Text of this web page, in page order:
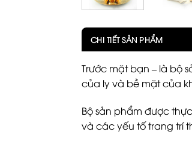
CHI TIẾT SẢN PHẨM
Trước mặt bạn – là bộ
của ly và bề mặt của
Bộ sản phẩm được
và các yếu tố trang trí